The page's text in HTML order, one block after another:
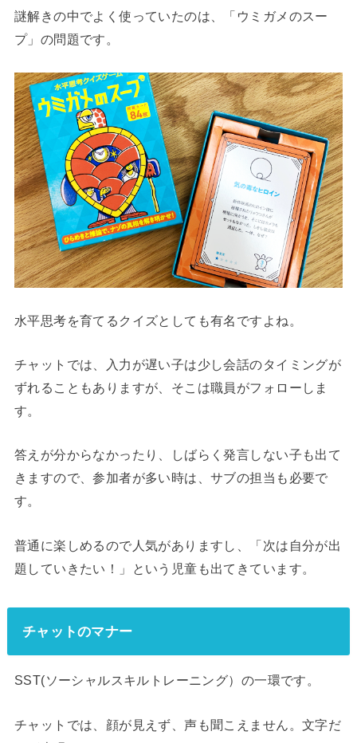
謎解きの中でよく使っていたのは、「ウミガメのスー
プ」の問題です。
水平思考を育てるクイズとしても有名ですよね。
チャットでは、入力が遅い子は少し会話のタイミングが
ずれることもありますが、そこは職員がフォローしま
す。
答えが分からなかったり、しばらく発言しない子も出て
きますので、参加者が多い時は、サブの担当も必要で
す。
普通に楽しめるので人気がありますし、「次は自分が出
題していきたい！」という児童も出てきています。
チャットのマナー
SST(ソーシャルスキルトレーニング）の一環です。
チャットでは、顔が見えず、声も聞こえません。文字だ